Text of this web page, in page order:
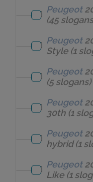
Peugeot
(45
Peugeot
Style(1
Peugeot
(5 slogans)
Peugeot
30th (1
Peugeot
hybrid(1
Peugeot
Like(1